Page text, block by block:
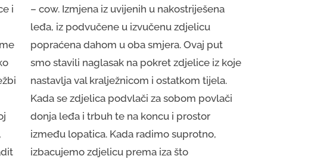
i
– cow. Izmjena iz uvijenih u nakostriješena
leđa, iz podvučene u izvučenu zdjelicu
popraćena dahom u oba smjera. Ovaj put
smo stavili naglasak na pokret zdjelice iz koje
nastavlja val kralježnicom i ostatkom tijela.
Kada se zdjelica podvlači za sobom povlači
donja leđa i trbuh te na koncu i prostor
između lopatica. Kada radimo suprotno,
izbacujemo zdjelicu prema iza što